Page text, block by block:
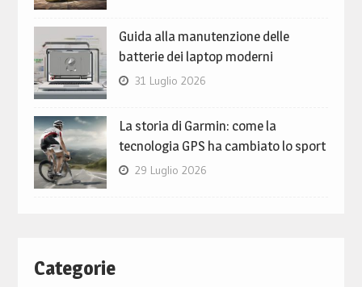
Guida alla manutenzione delle
batterie dei laptop moderni
31 Luglio 2026
La storia di Garmin: come la
tecnologia GPS ha cambiato lo sport
29 Luglio 2026
Categorie